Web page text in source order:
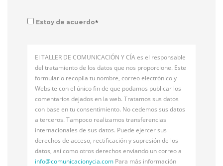
Estoy de acuerdo*
El TALLER DE COMUNICACIÓN Y CÍA es el responsable
del tratamiento de los datos que nos proporcione. Este
formulario recopila tu nombre, correo electrónico y
Website con el único fin de que podamos publicar los
comentarios dejados en la web. Tratamos sus datos
con base en tu consentimiento. No cedemos sus datos
a terceros. Tampoco realizamos transferencias
internacionales de sus datos. Puede ejercer sus
derechos de acceso, rectificación y supresión de los
datos, así como otros derechos enviando un correo a
info@comunicacionycia.com Para más información